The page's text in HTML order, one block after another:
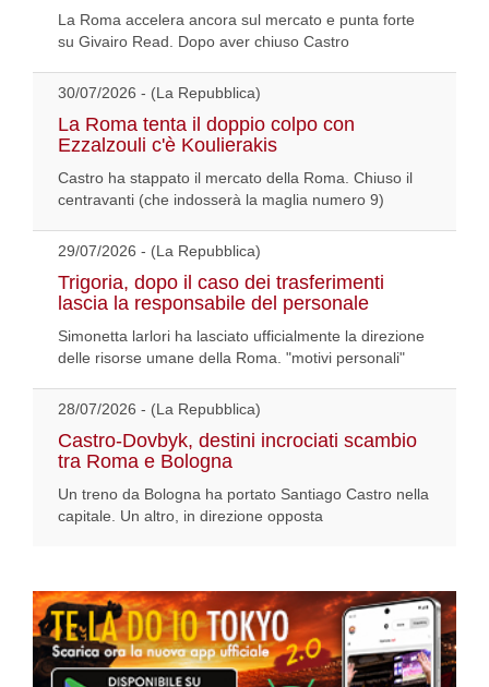
La Roma accelera ancora sul mercato e punta forte
su Givairo Read. Dopo aver chiuso Castro
30/07/2026 - (La Repubblica)
La Roma tenta il doppio colpo con
Ezzalzouli c'è Koulierakis
Castro ha stappato il mercato della Roma. Chiuso il
centravanti (che indosserà la maglia numero 9)
29/07/2026 - (La Repubblica)
Trigoria, dopo il caso dei trasferimenti
lascia la responsabile del personale
Simonetta larlori ha lasciato ufficialmente la direzione
delle risorse umane della Roma. "motivi personali"
28/07/2026 - (La Repubblica)
Castro-Dovbyk, destini incrociati scambio
tra Roma e Bologna
Un treno da Bologna ha portato Santiago Castro nella
capitale. Un altro, in direzione opposta